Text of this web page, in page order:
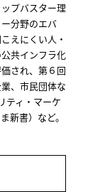
プバスター理
分野のエバ
えにくい人・
共インフラ化
され、第６回
、市民団体な
ティ・マーケ
新書）など。